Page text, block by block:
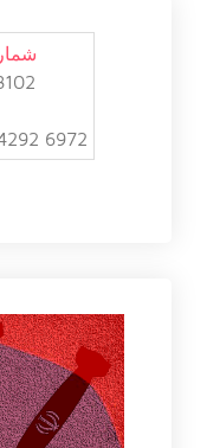
6972